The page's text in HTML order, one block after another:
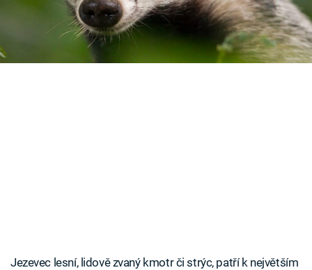
Časopis
Sledujte prima+
i život.
Jezevec lesní, lidově zvaný kmotr či strýc, patří k největším